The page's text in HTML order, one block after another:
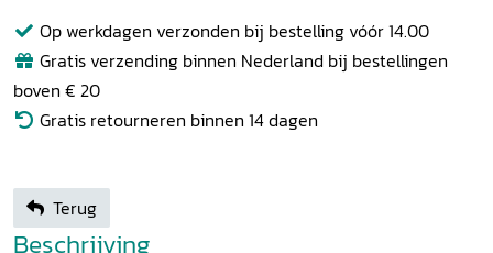
Op werkdagen verzonden bij bestelling vóór 14.00
Gratis verzending binnen Nederland bij bestellingen
boven € 20
Gratis retourneren binnen 14 dagen
Terug
Beschrijving